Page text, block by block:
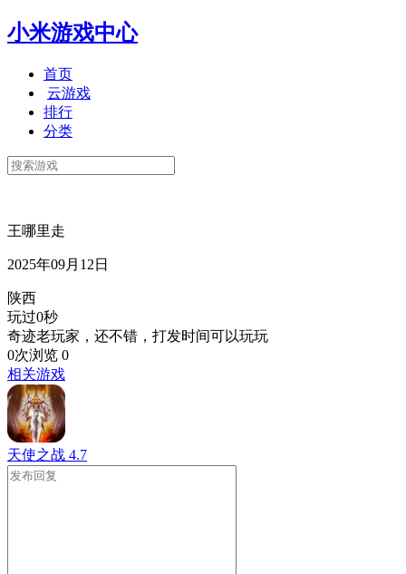
小米游戏中心
首页
云游戏
排行
分类
王哪里走
2025年09月12日
陕西
玩过0秒
奇迹老玩家，还不错，打发时间可以玩玩
0次浏览 0
相关游戏
天使之战 4.7